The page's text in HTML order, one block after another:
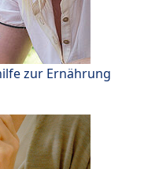
zur Ernährung